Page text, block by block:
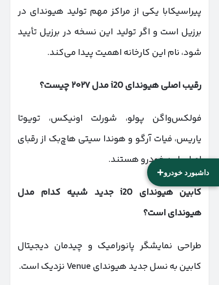
پیراسیکابا یکی از مراکز مهم تولید هیوندای در
برزیل است و اگر تولید این نسخه در برزیل تأیید
شود، نام این کارخانه اهمیت پیدا می‌کند.
رقیب اصلی هیوندای مدل۲۰۲۷چیست؟
فولکس‌واگن پولو، شورلت اونیکس، تویوتا
یاریس، فیات آرگو و هوندا سیتی هاچ‌بک از رقبای
اصلی این خودرو هستند.
کابین هیوندای
جدید شبیه کدام مدل
هیوندای است؟
طراحی نمایشگر پانورامیک و چیدمان دیجیتال
کابین به نسل جدید هیوندای Venue نزدیک است.
+داشبورد خودرو